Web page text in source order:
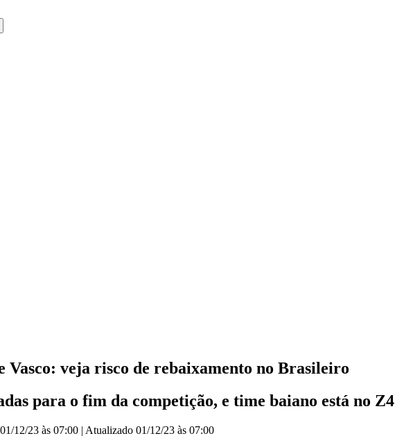
Vasco: veja risco de rebaixamento no Brasileiro
para o fim da competição, e time baiano está no Z4
01/12/23 às 07:00 | Atualizado 01/12/23 às 07:00